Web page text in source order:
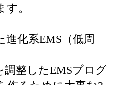
す。
化系EMS（低周
調整したEMSプログ